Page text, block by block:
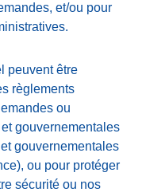
et/ou pour
peuvent être
règlements
ou
gouvernementales
gouvernementales
ou pour protéger
sécurité ou nos